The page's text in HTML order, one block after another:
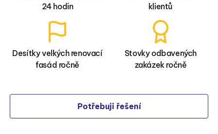
24 hodin
klientů
Desítky velkých renovací
fasád ročně
Stovky odbavených
zakázek ročně
Potřebuji řešení